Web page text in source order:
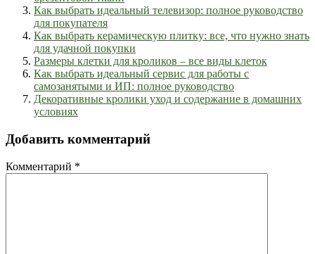
Как выбрать идеальный телевизор: полное руководство
для покупателя
Как выбрать керамическую плитку: все, что нужно знать
для удачной покупки
Размеры клетки для кроликов – все виды клеток
Как выбрать идеальный сервис для работы с
самозанятыми и ИП: полное руководство
Декоративные кролики уход и содержание в домашних
условиях
Добавить комментарий
Комментарий *